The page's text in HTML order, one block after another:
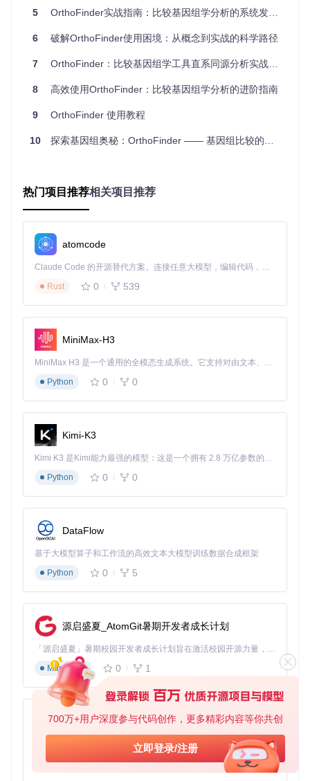
700万+用户深度参与代码创作，更多精彩内容等你共创
立即登录/注册
orthofinder -c bioconda
准备输入数据：收集各物种蛋白质序列FASTA文件，支
.fa、.faa、 .fasta等格式
核心步骤：运行OrthoFinder分析
orthofinder -f /path/to/your/fas
ta/files/
指定线程数加速分析：
复用已有BLAST结果：-b /path/to/blast/results
结果的完整流程
结果验证：关键文件解读
同源组文件：Orthogroups.tsv列出所有同源组及其包含
统计摘要：Statistics_Overall.csv
计信息
直系同源基因列表
基因树与物种树：
包含推断的系统发育树
问题：新测序物种中大量基因功能未知，传统实验验证耗时费
力。
源组，利用进化保守性推断功能。
进化生物学：物种分化时间推断
问题：需要基于全基因组数据精确推断物种分化时间和进化关
解决方案：使用OrthoFinder识别单拷贝直系同源基因，构建
比较基因组学：基因家族扩张与收缩分析
：识别在特定物种或谱系中发生显著扩张或收缩的基因家
族，揭示适应性进化机制。
解决方案：通过OrthoFinder的基因计数统计和复制事件分
析，结合物种树进行祖先状态重建。
：研究人员利用该方法发现蝙蝠基因组中与回声定位相关
的基因家族发生显著扩张，为其独特听觉能力提供了进化解
四、进阶技巧与常见问题
5 OrthoFinder实战指南：比较基因组学分析的系统发育同源推断方法
6 破解OrthoFinder使用困境：从概念到实战的科学路径
7 OrthoFinder：比较基因组学工具直系同源分析实战指南
8 高效使用OrthoFinder：比较基因组学分析的进阶指南
9 OrthoFinder 使用教程
10 探索基因组奥秘：OrthoFinder —— 基因组比较的利器
热门项目推荐相关项目推荐
atomcode
Claude Code 的开源替代方案。连接任意大模型，编辑代码，运行命令，自动验证 — 全自动执行。用 Rust 构建，极致性能。 ｜ An open-source alternative to Claude Code. Connect any LLM, edit code, run commands, and verify changes — autonomously. Built in Rust for speed. Get Started
Rust
0 539
MiniMax-H3
MiniMax H3 是一个通用的全模态生成系统。它支持对由文本、图像、视频和音频组成的多模态上下文进行统一理解，并能生成分辨率高达 2K、时长可达 15 秒的带原生立体声音频的视频。得益于面向任务泛化的系统设计，H3 在预训练阶段就已具备广泛的多模态上下文理解与生成能力，能够出色地执行复杂的多模态指令。
Python
0 0
Kimi-K3
Kimi K3 是Kimi能力最强的模型：这是一个拥有 2.8 万亿参数的混合专家（MoE）模型，具备原生视觉理解能力，并支持 100 万 token 的上下文窗口。
Python
0 0
DataFlow
基于大模型算子和工作流的高效文本大模型训练数据合成框架
Python
0 5
源启盛夏_AtomGit暑期开发者成长计划
「源启盛夏」暑期校园开发者成长计划旨在激活校园开源力量，通过积分激励、认证扶持、资源倾斜等形式，引导高校组织和开发者完成「入驻 — 建项目 — 做贡献 — 获认证 — 得资源」的完整闭环。无论你是想带领社团入驻平台的组织者，还是希望用代码贡献证明自己的开发者，都能在这里找到属于你的成长路径。
Markdown
0 1
py-xiaozhi
基于Python的Xiaozhi AI，适用于想要完整Xiaozhi体验而无需拥有专用硬件的用户。
Python
0 1